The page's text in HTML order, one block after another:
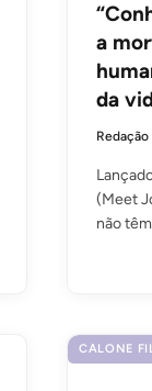
a
da
Redação
(Meet
não
CALONE